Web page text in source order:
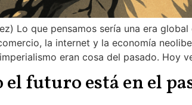
Lo que pensamos sería una era
la internet y la economía
eran cosa del pasado. Hoy
futuro está en el